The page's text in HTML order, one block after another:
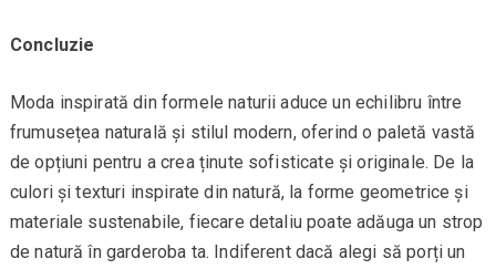
Concluzie
Moda inspirată din formele naturii aduce un echilibru între
frumusețea naturală și stilul modern, oferind o paletă vastă
de opțiuni pentru a crea ținute sofisticate și originale. De la
culori și texturi inspirate din natură, la forme geometrice și
materiale sustenabile, fiecare detaliu poate adăuga un strop
de natură în garderoba ta. Indiferent dacă alegi să porți un